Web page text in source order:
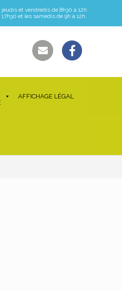
et vendredis de 8h30 à 12h
17h30 et les samedis de 9h à 12h.
AFFICHAGE LÉGAL